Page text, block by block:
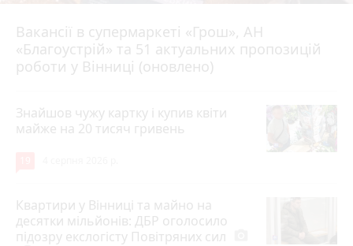
Вакансії в супермаркеті «Грош», АН
«Благоустрій» та 51 актуальних пропозицій
роботи у Вінниці (оновлено)
4 серпня 2026 р.
Знайшов чужу картку і купив квіти
майже на 20 тисяч гривень
Квартири у Вінниці та майно на
десятки мільйонів: ДБР оголосило
підозру екслогісту Повітряних сил